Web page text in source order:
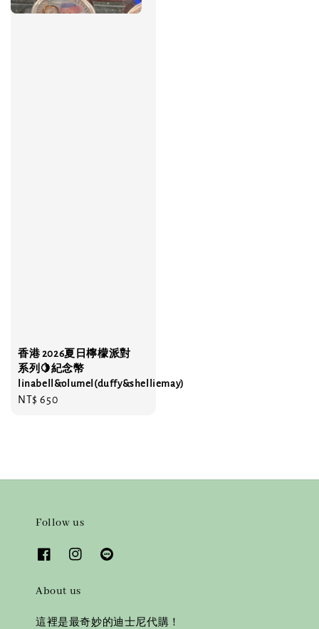
香港 2026夏日檸檬派對
系列🍋紀念幣
linabell&olumel(duffy&shelliemay)
Regular
NT$ 650
Follow us
About us
這裡是最奇妙的迪士尼代購！